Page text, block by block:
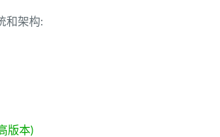
和架构:
版本)